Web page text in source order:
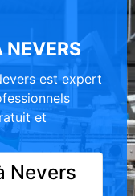
NEVERS
est expert
et
Nevers